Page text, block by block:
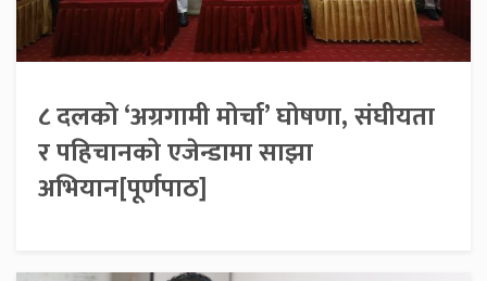
८ दलको ‘अग्रगामी मोर्चा’ घोषणा, संघीयता
र पहिचानको एजेन्डामा साझा
अभियान[पूर्णपाठ]